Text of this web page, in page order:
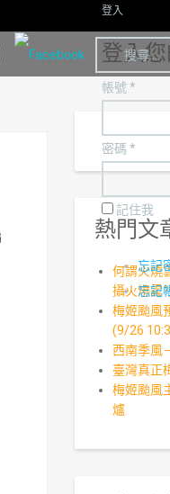
登入
登入
帳號 *
密碼 *
記住我
忘記
忘記
熱門文
何謂火燒
攝火燒雲?
梅姬颱風
(9/26
西南季風
臺灣真正
梅姬颱風
爐